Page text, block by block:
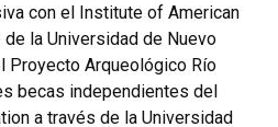
con el Institute of American
de la Universidad de Nuevo
Proyecto Arqueológico Río
becas independientes del
a través de la Universidad